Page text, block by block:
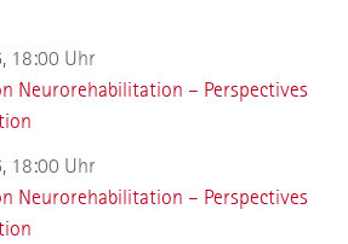
18:00 Uhr
Neurorehabilitation – Perspectives
18:00 Uhr
Neurorehabilitation – Perspectives